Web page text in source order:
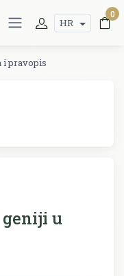
HR
0
i pravopis
u